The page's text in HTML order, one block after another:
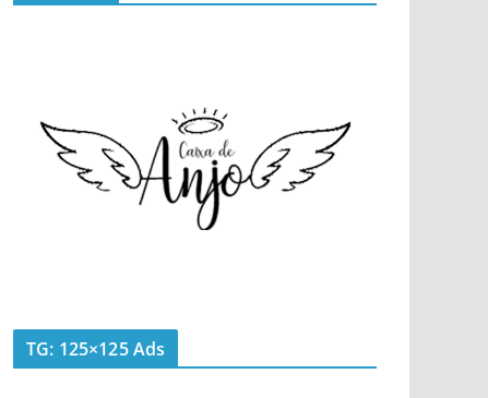
TG: 125×125 Ads